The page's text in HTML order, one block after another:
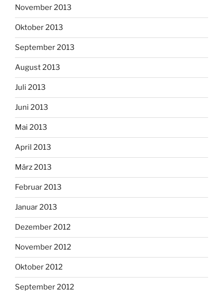
November 2013
Oktober 2013
September 2013
August 2013
Juli 2013
Juni 2013
Mai 2013
April 2013
März 2013
Februar 2013
Januar 2013
Dezember 2012
November 2012
Oktober 2012
September 2012